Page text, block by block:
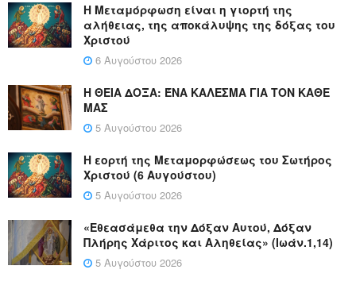
Η Μεταμόρφωση είναι η γιορτή της
αλήθειας, της αποκάλυψης της δόξας του
Χριστού
6 Αυγούστου 2026
Η ΘΕΙΑ ΔΟΞΑ: ΈΝΑ ΚΑΛΕΣΜΑ ΓΙΑ ΤΟΝ ΚΑΘΕ
ΜΑΣ
5 Αυγούστου 2026
Η εορτή της Μεταμορφώσεως του Σωτήρος
Χριστού (6 Αυγούστου)
5 Αυγούστου 2026
«Εθεασάμεθα την Δόξαν Αυτού, Δόξαν
Πλήρης Χάριτος και Αληθείας» (Ιωάν.1,14)
5 Αυγούστου 2026